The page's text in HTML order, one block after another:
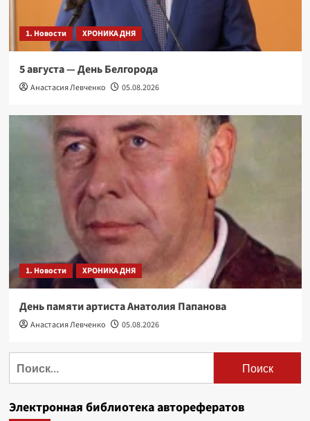
1. Новости ХРОНИКА ДНЯ
5 августа — День Белгорода
Анастасия Левченко 05.08.2026
1. Новости ХРОНИКА ДНЯ
День памяти артиста Анатолия Папанова
Анастасия Левченко 05.08.2026
Электронная библиотека авторефератов